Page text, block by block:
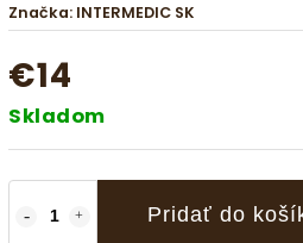
Značka: INTERMEDIC SK
€14
Skladom
Pridať do